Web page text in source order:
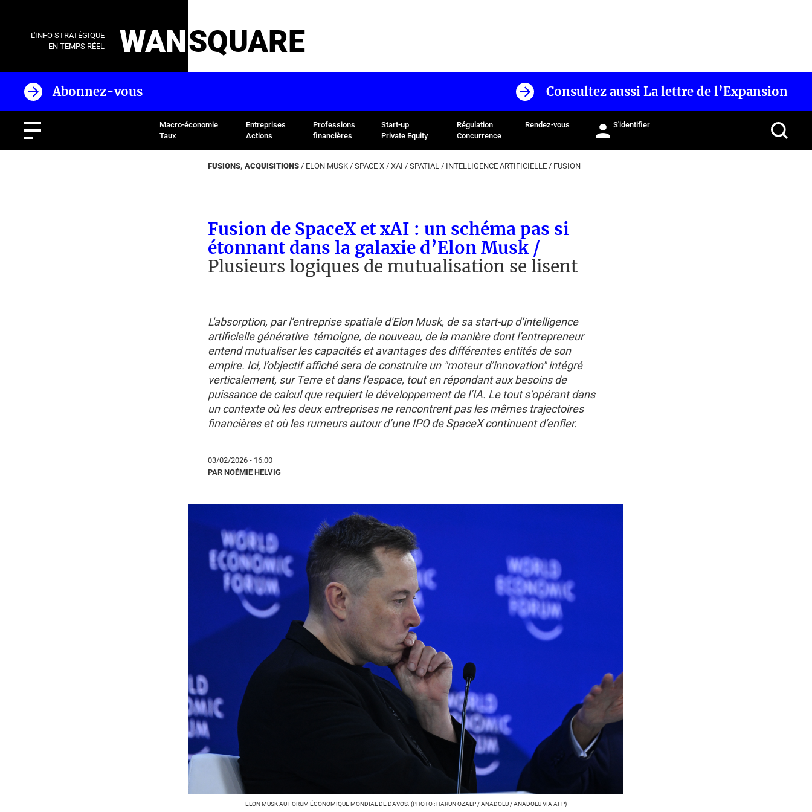
L'INFO STRATÉGIQUE
EN TEMPS RÉEL
WANSQUARE
Abonnez-vous Consultez aussi La lettre de l’Expansion
Macro-économie
Taux
Entreprises
Actions
Professions
financières
Start-up
Private Equity
Régulation
Concurrence
Rendez-vous S'identifier
FUSIONS, ACQUISITIONS / ELON MUSK / SPACE X / XAI / SPATIAL / INTELLIGENCE ARTIFICIELLE / FUSION
Fusion de SpaceX et xAI : un schéma pas si
étonnant dans la galaxie d’Elon Musk /
Plusieurs logiques de mutualisation se lisent
L'absorption, par l’entreprise spatiale d'Elon Musk, de sa start-up d’intelligence
artificielle générative témoigne, de nouveau, de la manière dont l’entrepreneur
entend mutualiser les capacités et avantages des différentes entités de son
empire. Ici, l’objectif affiché sera de construire un "moteur d’innovation" intégré
verticalement, sur Terre et dans l’espace, tout en répondant aux besoins de
puissance de calcul que requiert le développement de l’IA. Le tout s’opérant dans
un contexte où les deux entreprises ne rencontrent pas les mêmes trajectoires
financières et où les rumeurs autour d’une IPO de SpaceX continuent d’enfler.
03/02/2026 - 16:00
PAR NOÉMIE HELVIG
ELON MUSK AU FORUM ÉCONOMIQUE MONDIAL DE DAVOS. (PHOTO : HARUN OZALP / ANADOLU / ANADOLU VIA AFP)